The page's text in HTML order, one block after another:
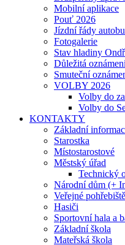
Mobilní aplikace
Pouť 2026
Jízdní řády
Fotogalerie
Stav hladiny
Důležitá
Smuteční
VOLBY 2026
Volby do
Volby do
KONTAKTY
Základní
Starostka
Místostarostové
Městský úřad
Technický
Národní dům (+
Veřejné
Hasiči
Sportovní hala a
Základní škola
Mateřská škola